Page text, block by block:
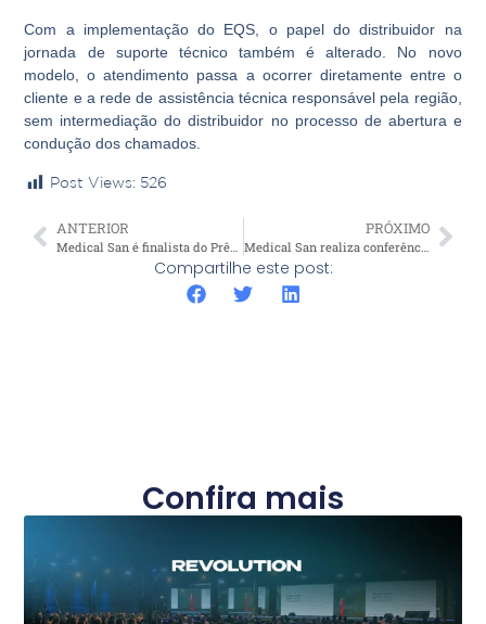
Com a implementação do EQS, o papel do distribuidor na
jornada de suporte técnico também é alterado. No novo
modelo, o atendimento passa a ocorrer diretamente entre o
cliente e a rede de assistência técnica responsável pela região,
sem intermediação do distribuidor no processo de abertura e
condução dos chamados.
Post Views: 526
ANTERIOR PRÓXIMO
Medical San realiza conferência em Gramado para apresentar novidades
Compartilhe este post:
Confira mais